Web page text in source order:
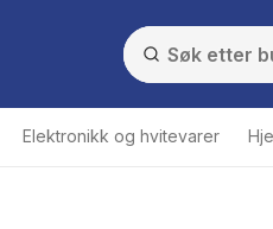
Elektronikk og hvitevarer